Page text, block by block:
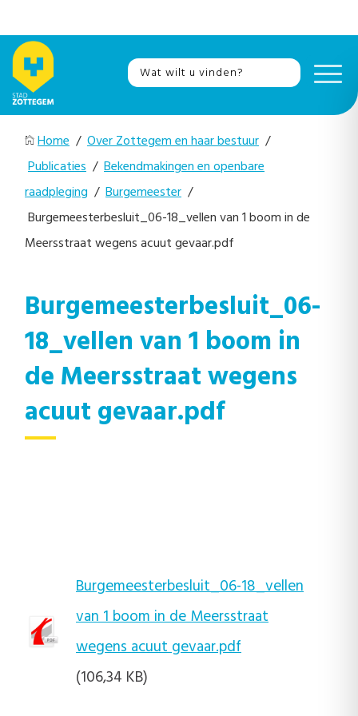
Home / Over Zottegem en haar bestuur /
Publicaties / Bekendmakingen en openbare
raadpleging / Burgemeester /
Burgemeesterbesluit_06-18_vellen van 1 boom in de
Meersstraat wegens acuut gevaar.pdf
Burgemeesterbesluit_06-
18_vellen van 1 boom in
de Meersstraat wegens
acuut gevaar.pdf
Burgemeesterbesluit_06-18_vellen
van 1 boom in de Meersstraat
wegens acuut gevaar.pdf
(106,34 KB)